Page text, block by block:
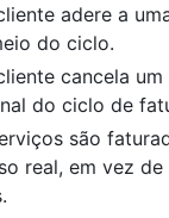
adere a
do ciclo.
cancela
do ciclo de
são
real, em vez